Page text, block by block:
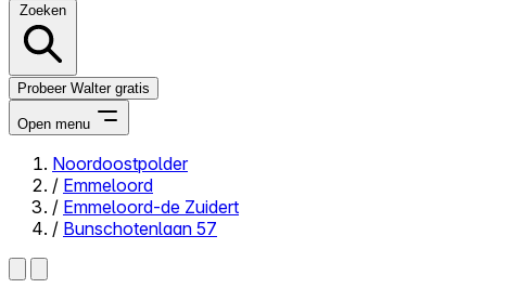
Zoeken
Probeer Walter gratis
Open menu
Close menu
Noordoostpolder
/ Emmeloord
/ Emmeloord-de Zuidert
/ Bunschotenlaan 57